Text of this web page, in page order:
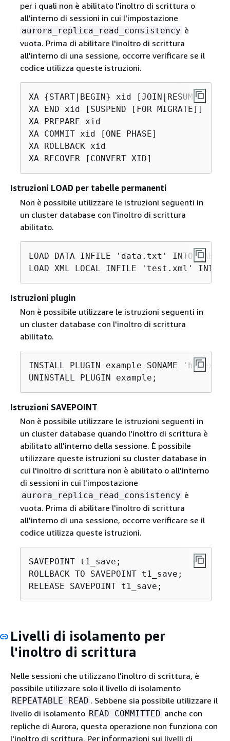
per i quali non è abilitato l'inoltro di scrittura o
all'interno di sessioni in cui l'impostazione
aurora_replica_read_consistency è
vuota. Prima di abilitare l'inoltro di scrittura
all'interno di una sessione, occorre verificare se il
codice utilizza queste istruzioni.
XA {START|BEGIN} xid [JOIN|RESUME]
XA END xid [SUSPEND [FOR MIGRATE]]
XA PREPARE xid
XA COMMIT xid [ONE PHASE]
XA ROLLBACK xid
Istruzioni LOAD per tabelle permanenti
Non è possibile utilizzare le istruzioni seguenti in
un cluster database con l'inoltro di scrittura
abilitato.
LOAD DATA INFILE 'data.txt' INTO
Istruzioni plugin
Non è possibile utilizzare le istruzioni seguenti in
un cluster database con l'inoltro di scrittura
abilitato.
INSTALL PLUGIN example SONAME
Istruzioni SAVEPOINT
Non è possibile utilizzare le istruzioni seguenti in
un cluster database quando l'inoltro di scrittura è
abilitato all'interno della sessione. È possibile
utilizzare queste istruzioni su cluster database in
cui l'inoltro di scrittura non è abilitato o all'interno
di sessioni in cui l'impostazione
aurora_replica_read_consistency è
vuota. Prima di abilitare l'inoltro di scrittura
all'interno di una sessione, occorre verificare se il
codice utilizza queste istruzioni.
SAVEPOINT t1_save;
ROLLBACK TO SAVEPOINT t1_save;
Livelli di isolamento per
l'inoltro di scrittura
Nelle sessioni che utilizzano l'inoltro di scrittura, è
possibile utilizzare solo il livello di isolamento
REPEATABLE READ . Sebbene sia possibile utilizzare il
livello di isolamento READ COMMITTED anche con
repliche di Aurora, questa operazione non funziona con
l'inoltro di scrittura. Per informazioni sui livelli di